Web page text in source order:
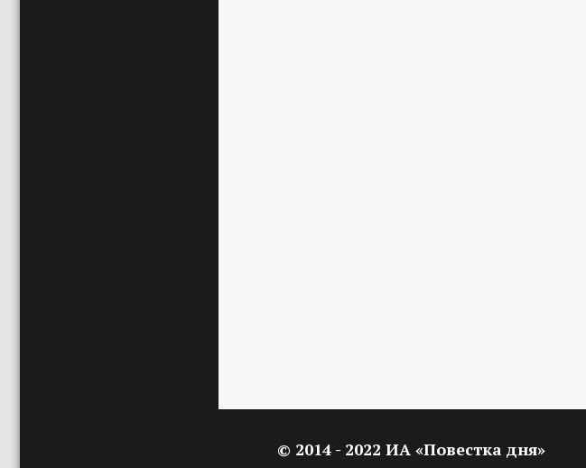
© 2014 - 2022 ИА «Повестка дня»